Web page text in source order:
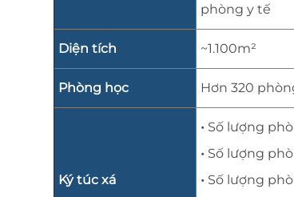
phòng y tế
Diện tích ~1.100m²
Phòng học Hơn 320
Ký túc xá
• Số lượng
• Số lượng
• Số lượng